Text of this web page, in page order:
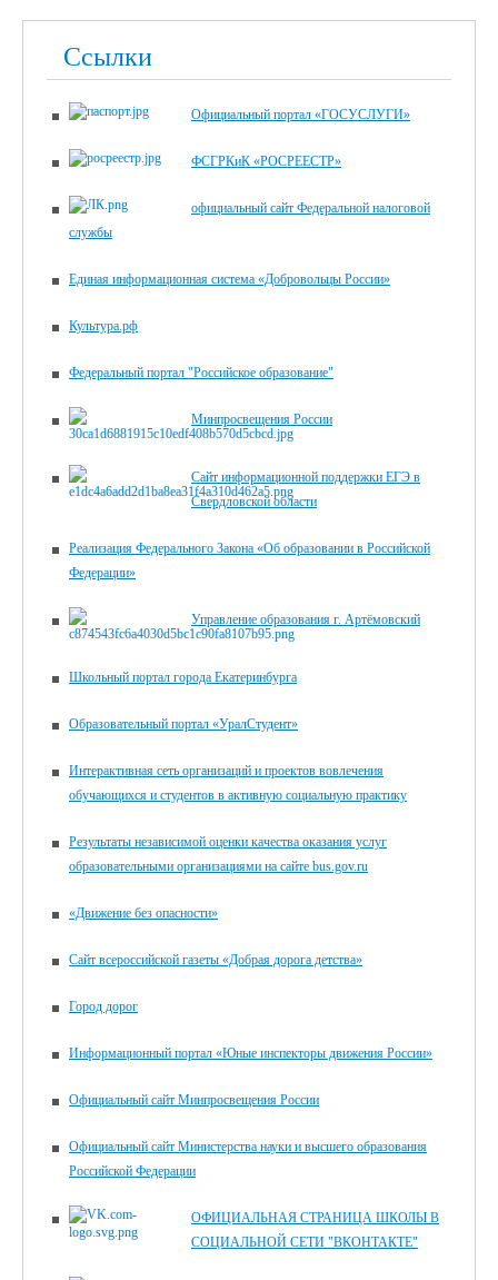
Ссылки
Официальный портал «ГОСУСЛУГИ»
ФСГРКиК «РОСРЕЕСТР»
официальный сайт Федеральной налоговой
службы
Единая информационная система «Добровольцы России»
Культура.рф
Федеральный портал "Российское образование"
Минпросвещения России
Сайт информационной поддержки ЕГЭ в
Свердловской области
Реализация Федерального Закона «Об образовании в Российской
Федерации»
Управление образования г. Артёмовский
Школьный портал города Екатеринбурга
Образовательный портал «УралСтудент»
Интерактивная сеть организаций и проектов вовлечения
обучающихся и студентов в активную социальную практику
Результаты независимой оценки качества оказания услуг
образовательными организациями на сайте bus.gov.ru
«Движение без опасности»
Сайт всероссийской газеты «Добрая дорога детства»
Город дорог
Информационный портал «Юные инспекторы движения России»
Официальный сайт Минпросвещения России
Официальный сайт Министерства науки и высшего образования
Российской Федерации
ОФИЦИАЛЬНАЯ СТРАНИЦА ШКОЛЫ В
СОЦИАЛЬНОЙ СЕТИ "ВКОНТАКТЕ"